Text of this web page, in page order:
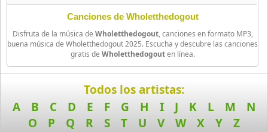
6 músicas online
Cosmic Gate
38 músicas online
15 músicas online
Canciones de Wholetthedogout
Disfruta de la música de Wholetthedogout, canciones en formato MP3,
buena música de Wholetthedogout 2025. Escucha y descubre las canciones
gratis de Wholetthedogouten línea.
Todos los artistas:
A
B C D E F G H I J K L M
N
O
P Q R S T U V W X Y Z